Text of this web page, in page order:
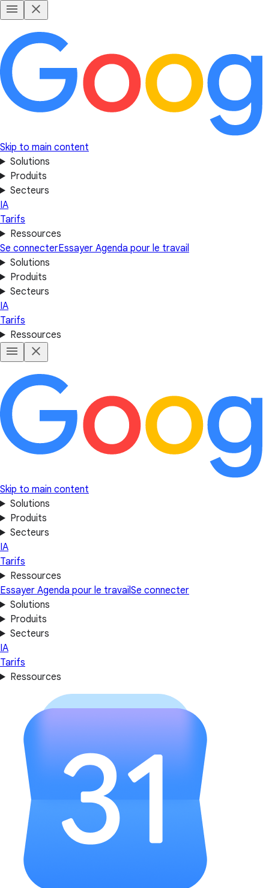
Skip to main content
Solutions
Produits
Secteurs
IA
Tarifs
Ressources
Se connecterEssayer Agenda pour le travail
Solutions
Produits
Secteurs
IA
Tarifs
Ressources
Skip to main content
Solutions
Produits
Secteurs
IA
Tarifs
Ressources
Essayer Agenda pour le travailSe connecter
Solutions
Produits
Secteurs
IA
Tarifs
Ressources